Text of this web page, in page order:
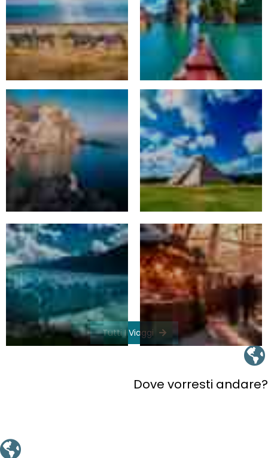
Tutti I Viaggi
Dove vorresti andare?